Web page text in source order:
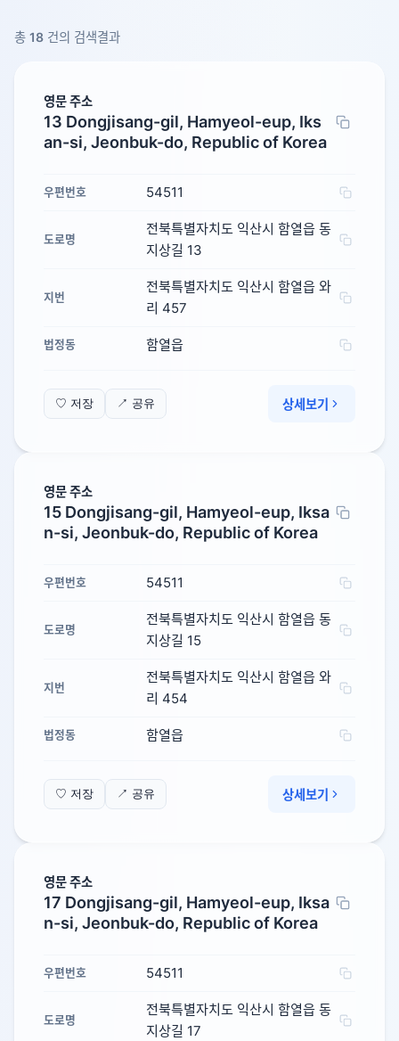
총 18 건의 검색결과
영문 주소
13 Dongjisang-gil, Hamyeol-eup, Iks
an-si, Jeonbuk-do, Republic of Korea
우편번호 54511
도로명
전북특별자치도 익산시 함열읍 동
지상길 13
지번
전북특별자치도 익산시 함열읍 와
리 457
법정동 함열읍
♡ 저장 ↗ 공유 상세보기
영문 주소
15 Dongjisang-gil, Hamyeol-eup, Iksa
n-si, Jeonbuk-do, Republic of Korea
우편번호 54511
도로명
전북특별자치도 익산시 함열읍 동
지상길 15
지번
전북특별자치도 익산시 함열읍 와
리 454
법정동 함열읍
♡ 저장 ↗ 공유 상세보기
영문 주소
17 Dongjisang-gil, Hamyeol-eup, Iksa
n-si, Jeonbuk-do, Republic of Korea
우편번호 54511
도로명
전북특별자치도 익산시 함열읍 동
지상길 17